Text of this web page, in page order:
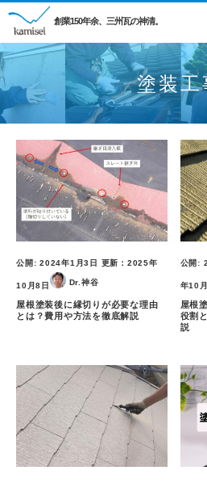
創業150年余、三州瓦の神清。
塗装工
公開: 2024年1月3日 更新： 2025年
10月8日 Dr.神谷
屋根塗装後に縁切りが必要な理由
とは？費用や方法を徹底解説
公開:
年10
屋根
役割
説